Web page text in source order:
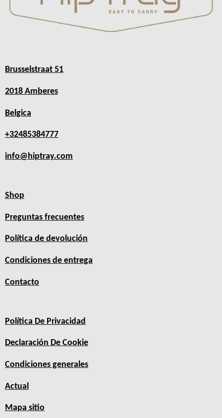
Brusselstraat 51
2018 Amberes
Belgica
+32485384777
info@hiptray.com
Shop
Preguntas frecuentes
Política de devolución
Condiciones de entrega
Contacto
Política De Privacidad
Declaración De Cookie
Condiciones generales
Actual
Mapa sitio